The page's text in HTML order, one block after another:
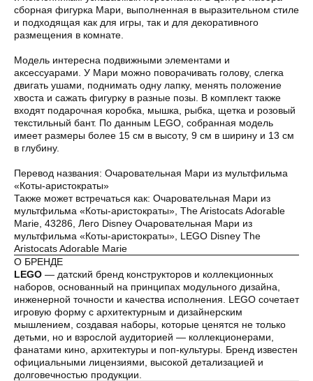
сборная фигурка Мари, выполненная в выразительном стиле
и подходящая как для игры, так и для декоративного
размещения в комнате.
Модель интересна подвижными элементами и
аксессуарами. У Мари можно поворачивать голову, слегка
двигать ушами, поднимать одну лапку, менять положение
хвоста и сажать фигурку в разные позы. В комплект также
входят подарочная коробка, мышка, рыбка, щетка и розовый
текстильный бант. По данным LEGO, собранная модель
имеет размеры более 15 см в высоту, 9 см в ширину и 13 см
в глубину.
Перевод названия: Очаровательная Мари из мультфильма
«Коты-аристократы»
Также может встречаться как: Очаровательная Мари из
мультфильма «Коты-аристократы», The Aristocats Adorable
Marie, 43286, Лего Disney Очаровательная Мари из
мультфильма «Коты-аристократы», LEGO Disney The
Aristocats Adorable Marie
О БРЕНДЕ
LEGO — датский бренд конструкторов и коллекционных
наборов, основанный на принципах модульного дизайна,
инженерной точности и качества исполнения. LEGO сочетает
игровую форму с архитектурным и дизайнерским
мышлением, создавая наборы, которые ценятся не только
детьми, но и взрослой аудиторией — коллекционерами,
фанатами кино, архитектуры и поп-культуры. Бренд известен
официальными лицензиями, высокой детализацией и
долговечностью продукции.
Оплата частями
картой любого банка, остальное — тремя
платежами раз в две недели.
Оплата
сегодня
25%
Через
2 недели
25%
Через
4 недели
25%
Через
6 недель
25%
Без комиссий и переплат
Как обычная оплата картой
Понятно